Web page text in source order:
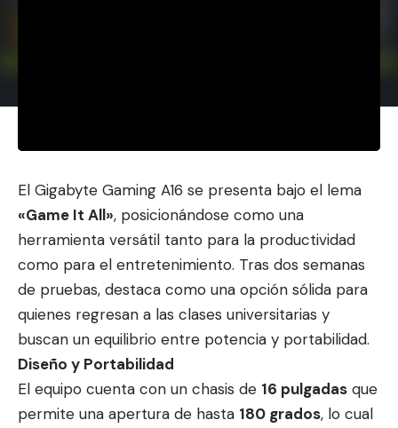
El Gigabyte Gaming A16 se presenta bajo el lema
«Game It All», posicionándose como una
herramienta versátil tanto para la productividad
como para el entretenimiento. Tras dos semanas
de pruebas, destaca como una opción sólida para
quienes regresan a las clases universitarias y
buscan un equilibrio entre potencia y portabilidad.
Diseño y Portabilidad
El equipo cuenta con un chasis de 16 pulgadas que
permite una apertura de hasta 180 grados, lo cual